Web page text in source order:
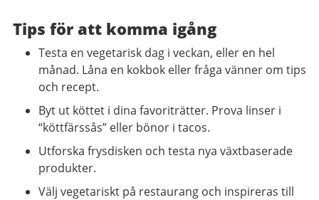
Tips för att komma igång
Testa en vegetarisk dag i veckan, eller en hel
månad. Låna en kokbok eller fråga vänner om tips
och recept.
Byt ut köttet i dina favoriträtter. Prova linser i
“köttfärssås” eller bönor i tacos.
Utforska frysdisken och testa nya växtbaserade
produkter.
Välj vegetariskt på restaurang och inspireras till